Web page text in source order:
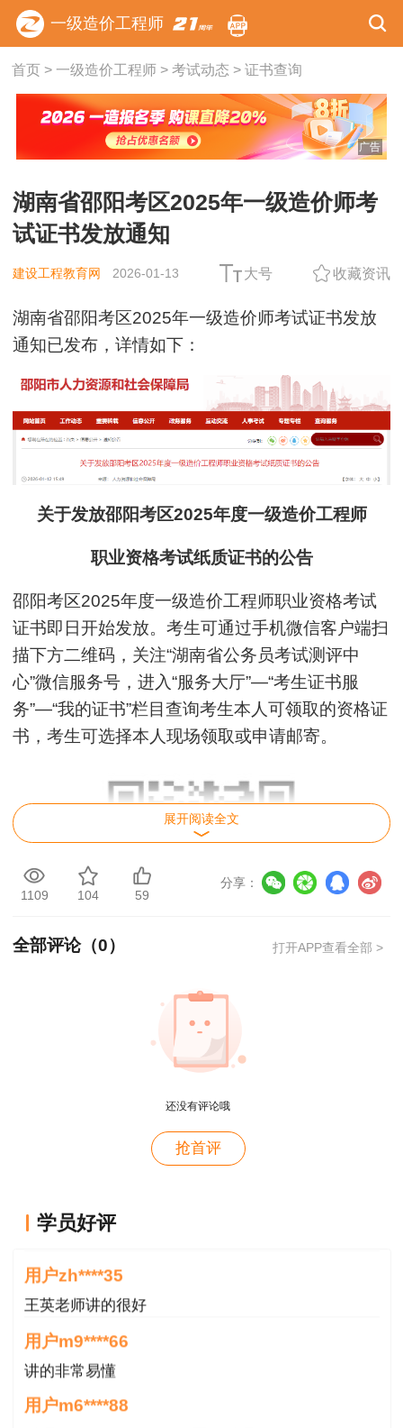
一级造价工程师
首页> 一级造价工程师> 考试动态 > 证书查询
广告
湖南省邵阳考区2025年一级造价师考
试证书发放通知
建设工程教育网 2026-01-13 大号 收藏资讯
湖南省邵阳考区2025年一级造价师考试证书发放
通知已发布，详情如下：
关于发放邵阳考区2025年度一级造价工程师
职业资格考试纸质证书的公告
邵阳考区2025年度一级造价工程师职业资格考试
证书即日开始发放。考生可通过手机微信客户端扫
描下方二维码，关注“湖南省公务员考试测评中
心”微信服务号，进入“服务大厅”—“考生证书服
务”—“我的证书”栏目查询考生本人可领取的资格证
书，考生可选择本人现场领取或申请邮寄。
为保证证书领取的准确、安全，防止其他人员冒领
有效居民身份证及复印件，到邵阳市人力资源和社
会保障局512室（邵阳市北塔区资江北路滨江嘉园
旁）领取证书，不得代领。
心”微信服务号中的“我的证书”栏目申请证书邮寄业
务。考生应如实填写和上传本人相关信息，邮寄申
请经审核通过后，我院将联系快递公司寄发给申请
式进行邮寄，费用包含文件保价费2元（保额500
元），双程取寄邮寄资费20元（仅限中国大陆地
展开阅读全文
1109 104 59
分享：
全部评论（0） 打开APP查看全部 >
还没有评论哦
抢首评
学员好评
用户zh****35
用户m9****66
用户m6****88